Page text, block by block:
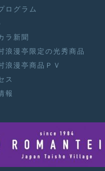
ログラム
ラ新聞
浪漫亭限定の光秀商品
浪漫亭商品ＰＶ
ス
報